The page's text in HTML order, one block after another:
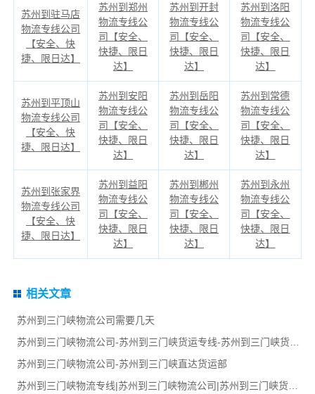
苏州到驻马店
物流专线公司
【安全、快
捷、限日达】
苏州到郑州
物流专线公
司【安全、
快捷、限日
达】
苏州到开封
物流专线公
司【安全、
快捷、限日
达】
苏州到洛阳
物流专线公
司【安全、
快捷、限日
达】
苏州到平顶山
物流专线公司
【安全、快
捷、限日达】
苏州到安阳
物流专线公
司【安全、
快捷、限日
达】
苏州到岳阳
物流专线公
司【安全、
快捷、限日
达】
苏州到常德
物流专线公
司【安全、
快捷、限日
达】
苏州到张家界
物流专线公司
【安全、快
捷、限日达】
苏州到益阳
物流专线公
司【安全、
快捷、限日
达】
苏州到郴州
物流专线公
司【安全、
快捷、限日
达】
苏州到永州
物流专线公
司【安全、
快捷、限日
达】
相关文章
苏州到三门峡物流公司需要几天
苏州到三门峡物流公司-苏州到三门峡货运专线-苏州到三门峡货运部
苏州到三门峡物流公司-苏州到三门峡直达货运部
苏州到三门峡物流专线|苏州到三门峡物流公司|苏州到三门峡货运专线